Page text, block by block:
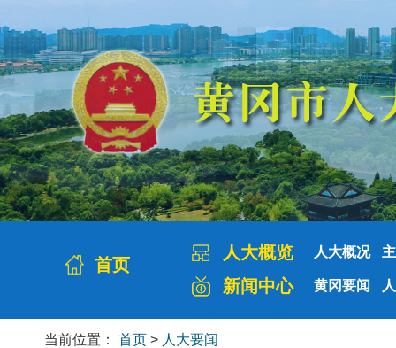
首页
人大概览 人大概况
新闻中心 黄冈要闻
当前位置： 首页 > 人大要闻